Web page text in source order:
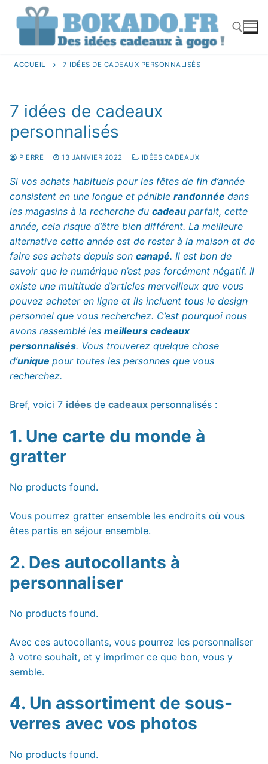
ACCUEIL 7 IDÉES DE CADEAUX PERSONNALISÉS
7 idées de cadeaux
personnalisés
PIERRE 13 JANVIER 2022 IDÉES CADEAUX
Si vos achats habituels pour les fêtes de fin d’année
consistent en une longue et pénible randonnée dans
les magasins à la recherche du cadeau parfait, cette
année, cela risque d’être bien différent. La meilleure
alternative cette année est de rester à la maison et de
faire ses achats depuis son canapé. Il est bon de
savoir que le numérique n’est pas forcément négatif. Il
existe une multitude d’articles merveilleux que vous
pouvez acheter en ligne et ils incluent tous le design
personnel que vous recherchez. C’est pourquoi nous
avons rassemblé les meilleurs cadeaux
personnalisés. Vous trouverez quelque chose
d’unique pour toutes les personnes que vous
recherchez.
Bref, voici 7 idées de cadeaux personnalisés :
1. Une carte du monde à
gratter
No products found.
Vous pourrez gratter ensemble les endroits où vous
êtes partis en séjour ensemble.
2. Des autocollants à
personnaliser
No products found.
Avec ces autocollants, vous pourrez les personnaliser
à votre souhait, et y imprimer ce que bon, vous y
semble.
4. Un assortiment de sous-
verres avec vos photos
No products found.